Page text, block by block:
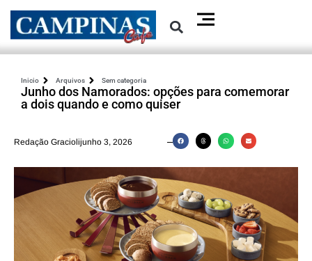
Inicio Arquivos Sem categoria
Junho dos Namorados: opções para comemorar
a dois quando e como quiser
Redação Graciolijunho 3, 2026